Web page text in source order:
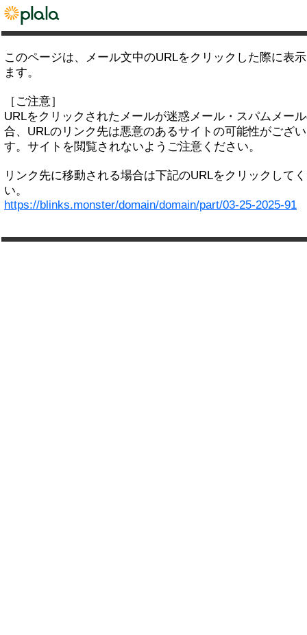
このページは、メール文中のURLをクリックした際に表
ます。
［ご注意］
URLをクリックされたメールが迷惑メール・スパムメー
合、URLのリンク先は悪意のあるサイトの可能性がござ
す。サイトを閲覧されないようご注意ください。
リンク先に移動される場合は下記のURLをクリックして
い。
https://blinks.monster/domain/domain/part/03-25-2025-91